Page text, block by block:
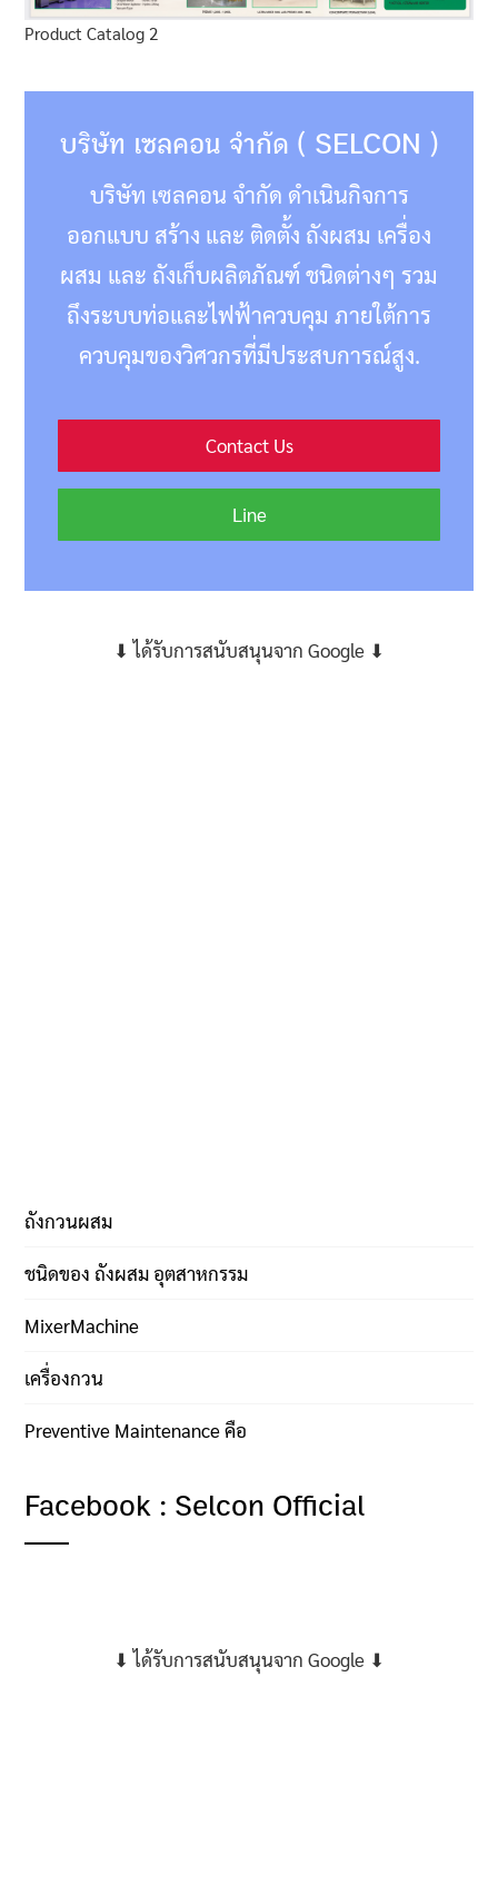
Product Catalog 2
บริษัท เซลคอน จำกัด ( SELCON )
บริษัท เซลคอน จำกัด ดำเนินกิจการ
ออกแบบ สร้าง และ ติดตั้ง ถังผสม เครื่อง
ผสม และ ถังเก็บผลิตภัณฑ์ ชนิดต่างๆ รวม
ถึงระบบท่อและไฟฟ้าควบคุม ภายใต้การ
ควบคุมของวิศวกรที่มีประสบการณ์สูง.
Contact Us
Line
⬇ ได้รับการสนับสนุนจาก Google ⬇
ถังกวนผสม
ชนิดของ ถังผสม อุตสาหกรรม
MixerMachine
เครื่องกวน
Preventive Maintenance คือ
Facebook : Selcon Official
⬇ ได้รับการสนับสนุนจาก Google ⬇